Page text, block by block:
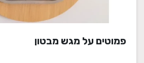
פמוטים על מגש מבטון